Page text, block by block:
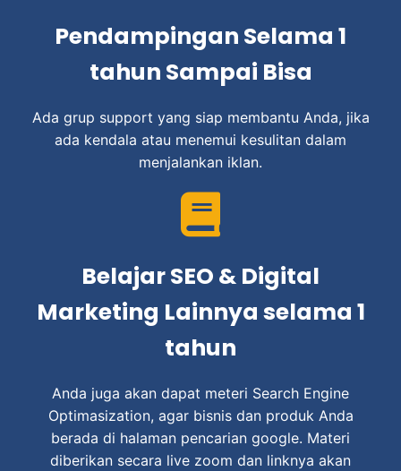
Pendampingan Selama 1
tahun Sampai Bisa
Ada grup support yang siap membantu Anda, jika
ada kendala atau menemui kesulitan dalam
menjalankan iklan.
Belajar SEO & Digital
Marketing Lainnya selama 1
tahun
Anda juga akan dapat meteri Search Engine
Optimasization, agar bisnis dan produk Anda
berada di halaman pencarian google. Materi
diberikan secara live zoom dan linknya akan